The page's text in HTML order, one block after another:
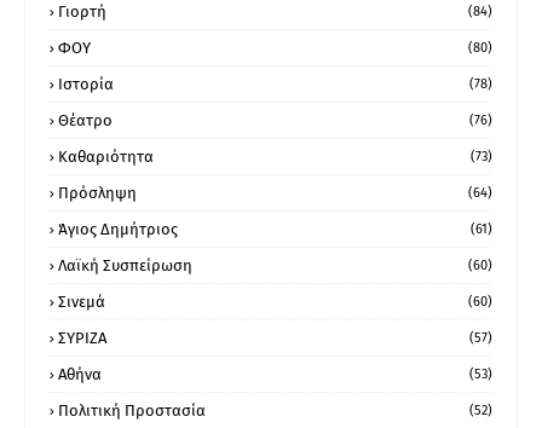
Γιορτή (84)
ΦΟΥ (80)
Ιστορία (78)
Θέατρο (76)
Καθαριότητα (73)
Πρόσληψη (64)
Άγιος Δημήτριος (61)
Λαϊκή Συσπείρωση (60)
Σινεμά (60)
ΣΥΡΙΖΑ (57)
Αθήνα (53)
Πολιτική Προστασία (52)